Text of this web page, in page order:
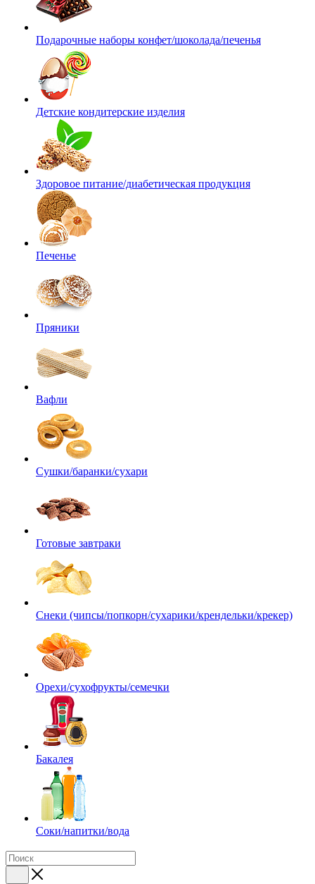
Подарочные наборы конфет/шоколада/печенья
Детские кондитерские изделия
Здоровое питание/диабетическая продукция
Печенье
Пряники
Вафли
Сушки/баранки/сухари
Готовые завтраки
Снеки (чипсы/попкорн/сухарики/крендельки/крекер)
Орехи/сухофрукты/семечки
Бакалея
Соки/напитки/вода